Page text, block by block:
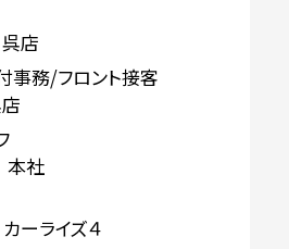
店
事務/フロント接客
本社
ーライズ４